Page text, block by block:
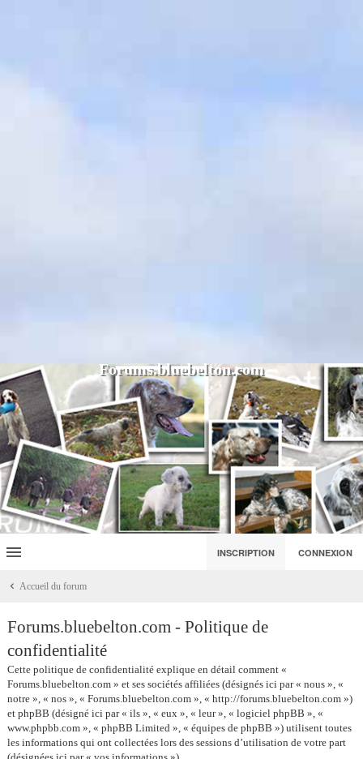
Forums.bluebelton.com
INSCRIPTION CONNEXION
Accueil du forum
Forums.bluebelton.com - Politique de
confidentialité
Cette politique de confidentialité explique en détail comment «
Forums.bluebelton.com » et ses sociétés affiliées (désignés ici par « nous », «
notre », « nos », « Forums.bluebelton.com », « http://forums.bluebelton.com »)
et phpBB (désigné ici par « ils », « eux », « leur », « logiciel phpBB », «
www.phpbb.com », « phpBB Limited », « équipes de phpBB ») utilisent toutes
les informations qui ont collectées lors des sessions d’utilisation de votre part